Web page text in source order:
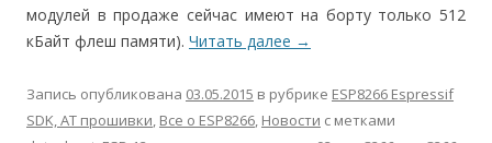
модулей в продаже сейчас имеют на борту только 512
кБайт флеш памяти). Читать далее →
Запись опубликована 03.05.2015 в рубрике ESP8266 Espressif
SDK, AT прошивки, Все о ESP8266, Новости с метками